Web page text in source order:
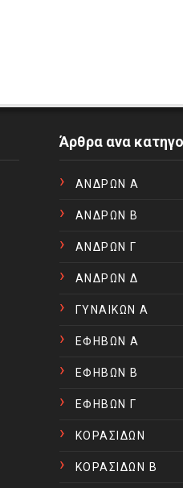
Άρθρα ανα
ΑΝΔΡΩΝ Α
ΑΝΔΡΩΝ Β
ΑΝΔΡΩΝ Γ
ΑΝΔΡΩΝ Δ
ΓΥΝΑΙΚΩΝ Α
ΕΦΗΒΩΝ Α
ΕΦΗΒΩΝ Β
ΕΦΗΒΩΝ Γ
ΚΟΡΑΣΙΔΩΝ
ΚΟΡΑΣΙΔΩΝ Β